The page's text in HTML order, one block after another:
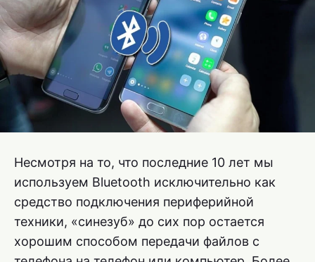
Несмотря на то, что последние 10 лет мы
используем Bluetooth исключительно как
средство подключения периферийной
техники, «синезуб» до сих пор остается
хорошим способом передачи файлов с